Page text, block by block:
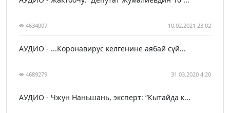
4634007 10.02.2021 23:02
АУДИО - ...Коронавирус келгенине аябай сүй...
4689279 31.03.2020 4:20
АУДИО - Чжун Наньшань, эксперт: “Кытайда к...